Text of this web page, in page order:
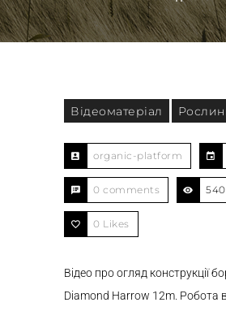
Відеоматеріал
organic-platform
0 comments
0 Likes
Відео про огляд конструкції
Diamond Harrow 12m. Робота